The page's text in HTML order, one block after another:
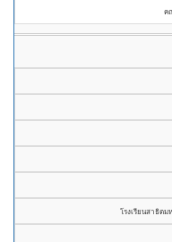
ค
โรงเรียนสาธิต